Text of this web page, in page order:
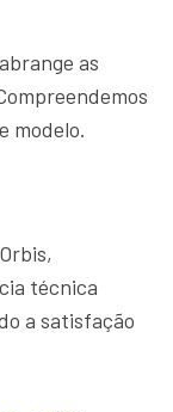
as
modelo.
técnica
a satisfação